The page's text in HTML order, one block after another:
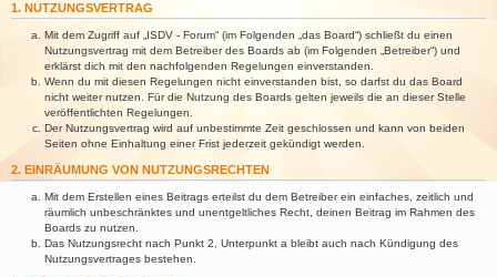
1. NUTZUNGSVERTRAG
Mit dem Zugriff auf „ISDV - Forum“ (im Folgenden „das Board“) schließt du einen
Nutzungsvertrag mit dem Betreiber des Boards ab (im Folgenden „Betreiber“) und
erklärst dich mit den nachfolgenden Regelungen einverstanden.
Wenn du mit diesen Regelungen nicht einverstanden bist, so darfst du das Board
nicht weiter nutzen. Für die Nutzung des Boards gelten jeweils die an dieser Stelle
veröffentlichten Regelungen.
Der Nutzungsvertrag wird auf unbestimmte Zeit geschlossen und kann von beiden
Seiten ohne Einhaltung einer Frist jederzeit gekündigt werden.
2. EINRÄUMUNG VON NUTZUNGSRECHTEN
Mit dem Erstellen eines Beitrags erteilst du dem Betreiber ein einfaches, zeitlich und
räumlich unbeschränktes und unentgeltliches Recht, deinen Beitrag im Rahmen des
Boards zu nutzen.
Das Nutzungsrecht nach Punkt 2, Unterpunkt a bleibt auch nach Kündigung des
Nutzungsvertrages bestehen.